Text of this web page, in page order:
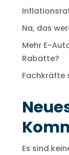
Na, das
Mehr E-
Rabatte?
Fachkräfte
Es sind